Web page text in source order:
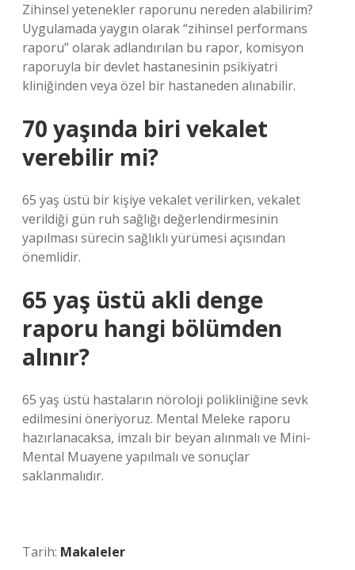
Zihinsel yetenekler raporunu nereden alabilirim?
Uygulamada yaygın olarak “zihinsel performans
raporu” olarak adlandırılan bu rapor, komisyon
raporuyla bir devlet hastanesinin psikiyatri
kliniğinden veya özel bir hastaneden alınabilir.
70 yaşında biri vekalet
verebilir mi?
65 yaş üstü bir kişiye vekalet verilirken, vekalet
verildiği gün ruh sağlığı değerlendirmesinin
yapılması sürecin sağlıklı yürümesi açısından
önemlidir.
65 yaş üstü akli denge
raporu hangi bölümden
alınır?
65 yaş üstü hastaların nöroloji polikliniğine sevk
edilmesini öneriyoruz. Mental Meleke raporu
hazırlanacaksa, imzalı bir beyan alınmalı ve Mini-
Mental Muayene yapılmalı ve sonuçlar
saklanmalıdır.
Tarih: Makaleler